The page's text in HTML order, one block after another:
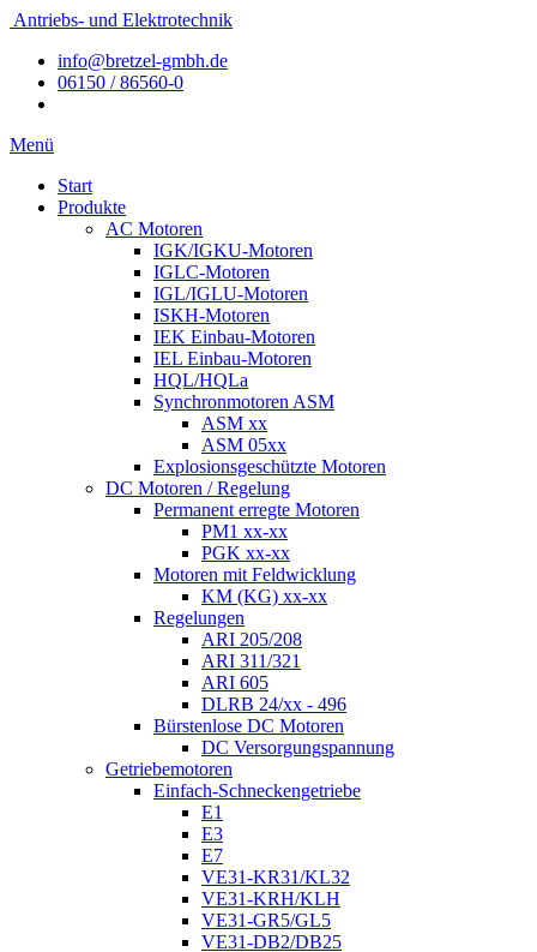
Antriebs- und Elektrotechnik
info@bretzel-gmbh.de
06150 / 86560-0
Menü
Start
Produkte
AC Motoren
IGK/IGKU-Motoren
IGLC-Motoren
IGL/IGLU-Motoren
ISKH-Motoren
IEK Einbau-Motoren
IEL Einbau-Motoren
HQL/HQLa
Synchronmotoren ASM
ASM xx
ASM 05xx
Explosionsgeschützte Motoren
DC Motoren / Regelung
Permanent erregte Motoren
PM1 xx-xx
PGK xx-xx
Motoren mit Feldwicklung
KM (KG) xx-xx
Regelungen
ARI 205/208
ARI 311/321
ARI 605
DLRB 24/xx - 496
Bürstenlose DC Motoren
DC Versorgungspannung
Getriebemotoren
Einfach-Schneckengetriebe
E1
E3
E7
VE31-KR31/KL32
VE31-KRH/KLH
VE31-GR5/GL5
VE31-DB2/DB25